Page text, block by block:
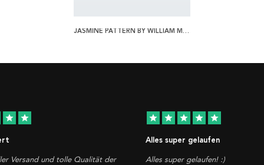
JASMINE PATTERN BY WILLIAM MORRIS POSTER
star star
Versand und tolle Qualität der
star star star star star
Alles super gelaufen
Alles super gelaufen! :)